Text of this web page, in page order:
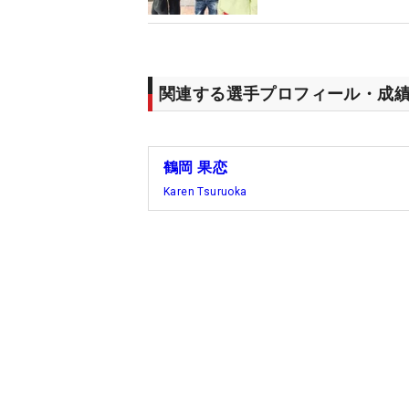
関連する選手プロフィール・成
鶴岡 果恋
Karen Tsuruoka